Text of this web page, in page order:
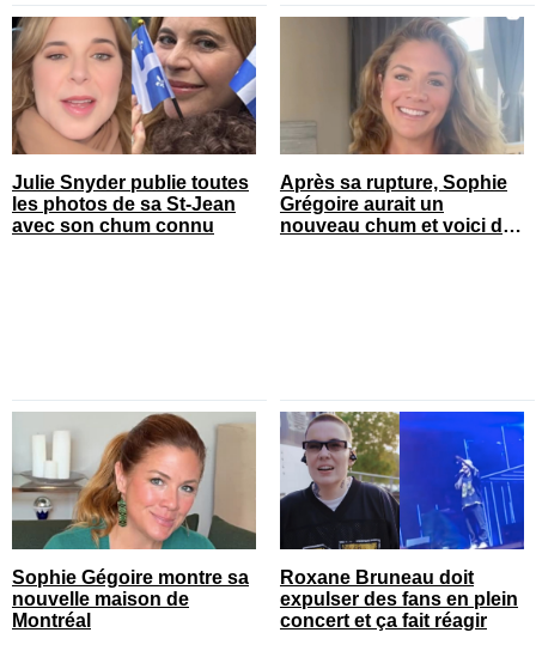
Julie Snyder publie toutes
les photos de sa St-Jean
avec son chum connu
Après sa rupture, Sophie
Grégoire aurait un
nouveau chum et voici de
Sophie Gégoire montre sa
nouvelle maison de
Montréal
Roxane Bruneau doit
expulser des fans en plein
concert et ça fait réagir